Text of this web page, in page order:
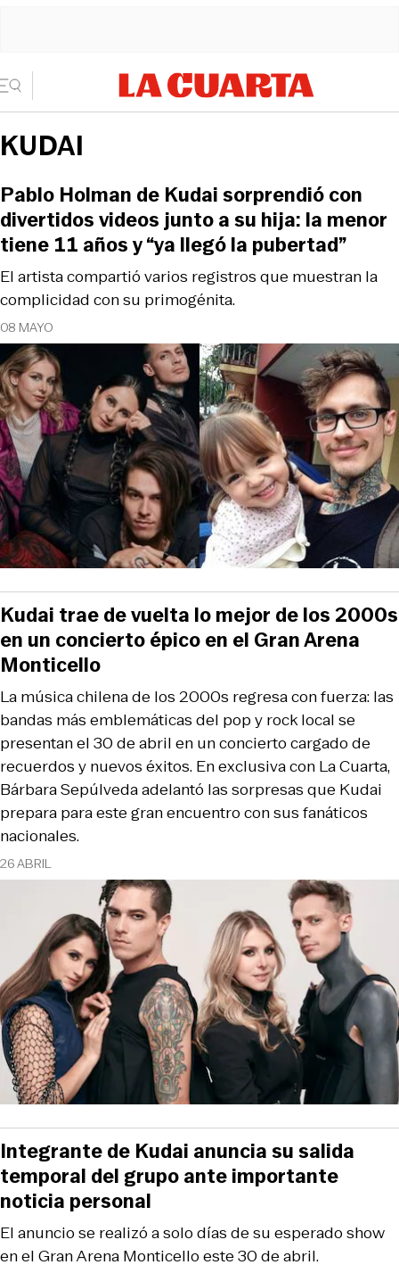
KUDAI
08 MAYO
El artista compartió varios registros que muestran la
complicidad con su primogénita.
Pablo Holman de Kudai sorprendió con
divertidos videos junto a su hija: la menor
tiene 11 años y “ya llegó la pubertad”
26 ABRIL
La música chilena de los 2000s regresa con fuerza: las
bandas más emblemáticas del pop y rock local se
presentan el 30 de abril en un concierto cargado de
recuerdos y nuevos éxitos. En exclusiva con La Cuarta,
Bárbara Sepúlveda adelantó las sorpresas que Kudai
prepara para este gran encuentro con sus fanáticos
nacionales.
Kudai trae de vuelta lo mejor de los 2000s
en un concierto épico en el Gran Arena
Monticello
El anuncio se realizó a solo días de su esperado show
en el Gran Arena Monticello este 30 de abril.
Integrante de Kudai anuncia su salida
temporal del grupo ante importante
noticia personal